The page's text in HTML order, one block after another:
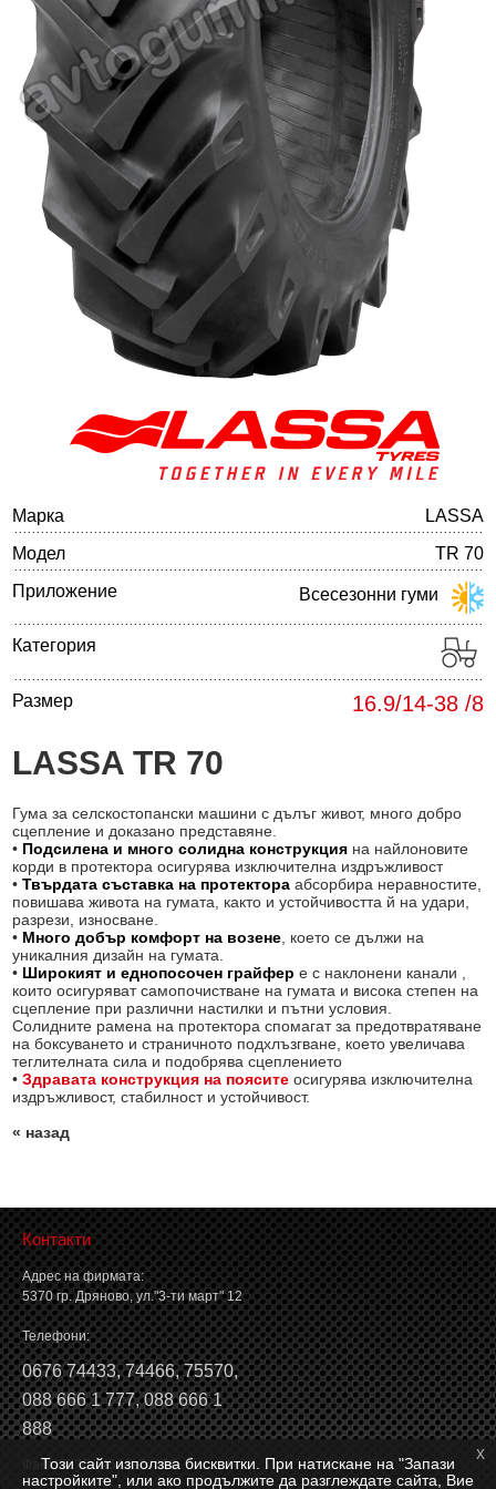
Баланс на автомобилните гуми
Марка
LASSA
Модел
TR 70
Приложение
Всесезонни гуми
Категория
Размер 16.9/14-38 /8
LASSA TR 70
Гума за селскостопански машини с дълъг живот, много добро
сцепление и доказано представяне.
• Подсилена и много солидна конструкция на найлоновите
корди в протектора осигурява изключителна издръжливост
•Твърдата съставка на протектораабсорбира неравностите,
повишава живота на гумата, както и устойчивостта й на удари,
разрези, износване.
• Много добър комфорт на возене , което се дължи на
уникалния дизайн на гумата.
• Широкият и еднопосочен грайфере с наклонени канали ,
които осигуряват самопочистване на гумата и висока степен на
сцепление при различни настилки и пътни условия.
Солидните рамена на протектора спомагат за предотвратяване
на боксуването и страничното подхлъзгване, което увеличава
теглителната сила и подобрява сцеплението
•Здравата конструкция на пояситеосигурява изключителна
издръжливост, стабилност и устойчивост.
« назад
Контакти
Адрес на фирмата:
5370 гр. Дряново, ул."3-ти март" 12
Телефони:
0676 74433,74466,75570,
088 666 1 777,088 666 1
888
Факс: 0676 74546, 74466
Този сайт използва бисквитки. При натискане на "Запази
настройките", или ако продължите да разглеждате сайта, Вие
x